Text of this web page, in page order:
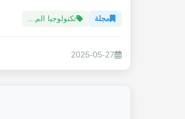
مجلة تكنولوجيا الم...
2025-05-27